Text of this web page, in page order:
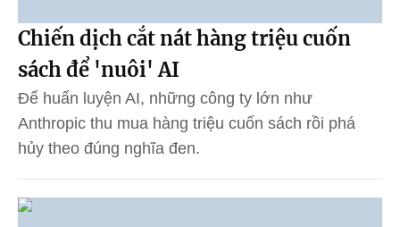
Chiến dịch cắt nát hàng triệu cuốn
sách để 'nuôi' AI
Để huấn luyện AI, những công ty lớn như
Anthropic thu mua hàng triệu cuốn sách rồi phá
hủy theo đúng nghĩa đen.